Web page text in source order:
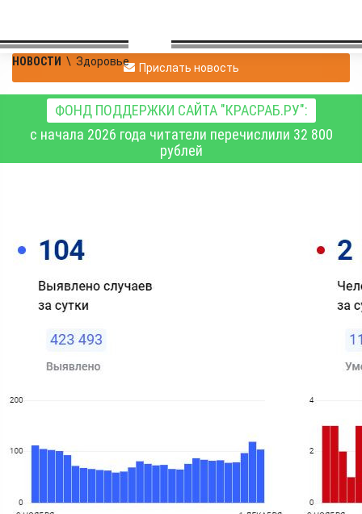
НОВОСТИ \ Здоровье Прислать новость
ФОНД ПОДДЕРЖКИ САЙТА "КРАСРАБ.РУ":
с начала 2026 года читатели перечислили 32 800
рублей
сутки коронавирус
обнаружен у 104
человек
Здоровье